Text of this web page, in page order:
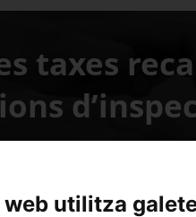
taxes
utilitza